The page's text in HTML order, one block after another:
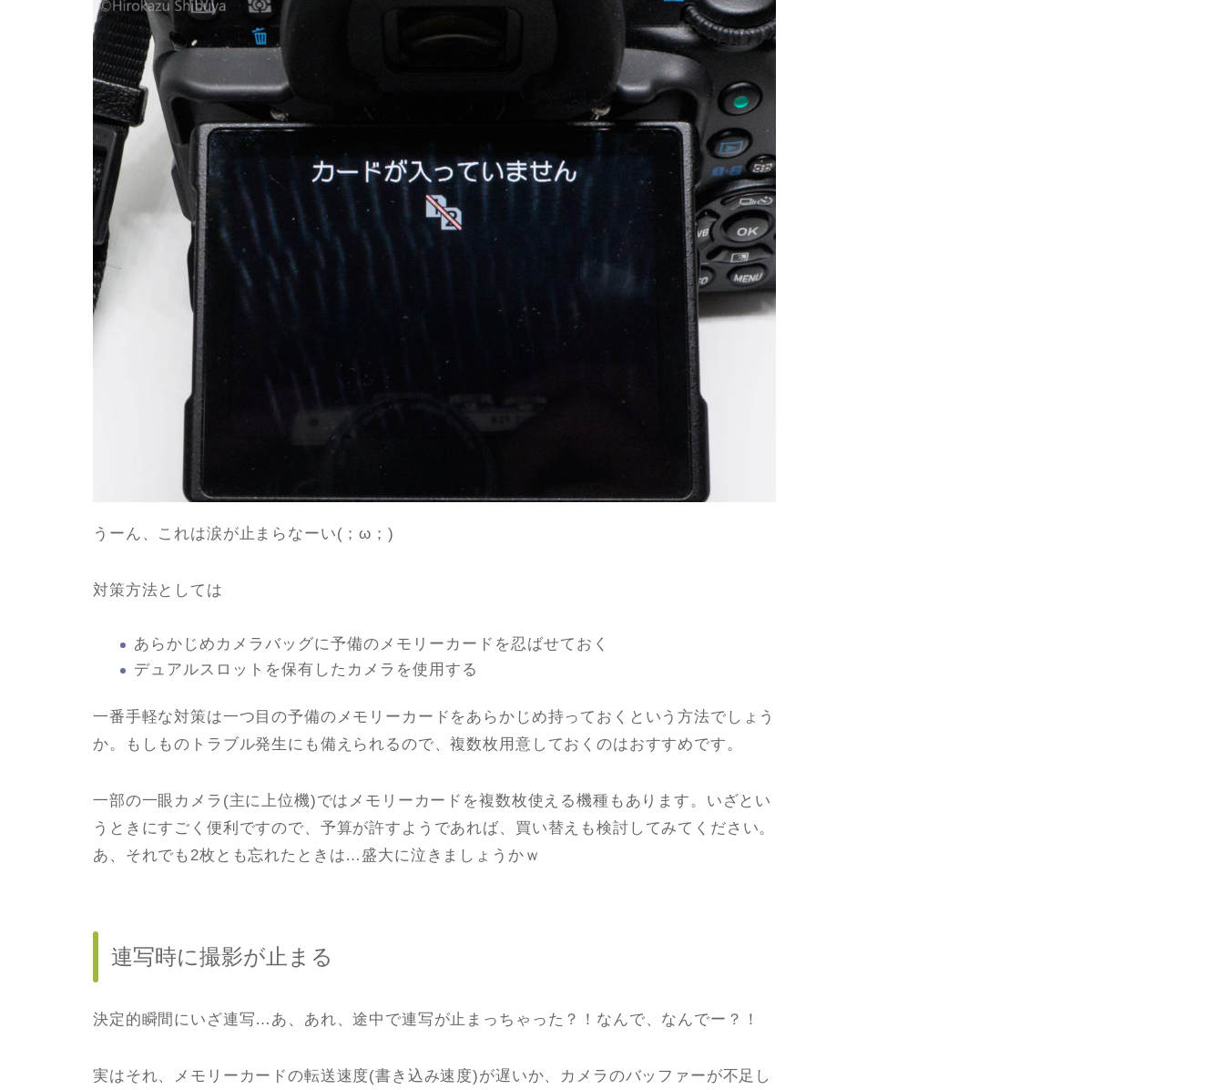
うーん、これは涙が止まらなーい(；ω；)
対策方法としては
あらかじめカメラバッグに予備のメモリーカードを忍ばせておく
デュアルスロットを保有したカメラを使用する
一番手軽な対策は一つ目の予備のメモリーカードをあらかじめ持っておくという方法でしょう
か。もしものトラブル発生にも備えられるので、複数枚用意しておくのはおすすめです。
一部の一眼カメラ(主に上位機)ではメモリーカードを複数枚使える機種もあります。いざとい
うときにすごく便利ですので、予算が許すようであれば、買い替えも検討してみてください。
あ、それでも2枚とも忘れたときは…盛大に泣きましょうかｗ
連写時に撮影が止まる
決定的瞬間にいざ連写…あ、あれ、途中で連写が止まっちゃった？！なんで、なんでー？！
実はそれ、メモリーカードの転送速度(書き込み速度)が遅いか、カメラのバッファーが不足し